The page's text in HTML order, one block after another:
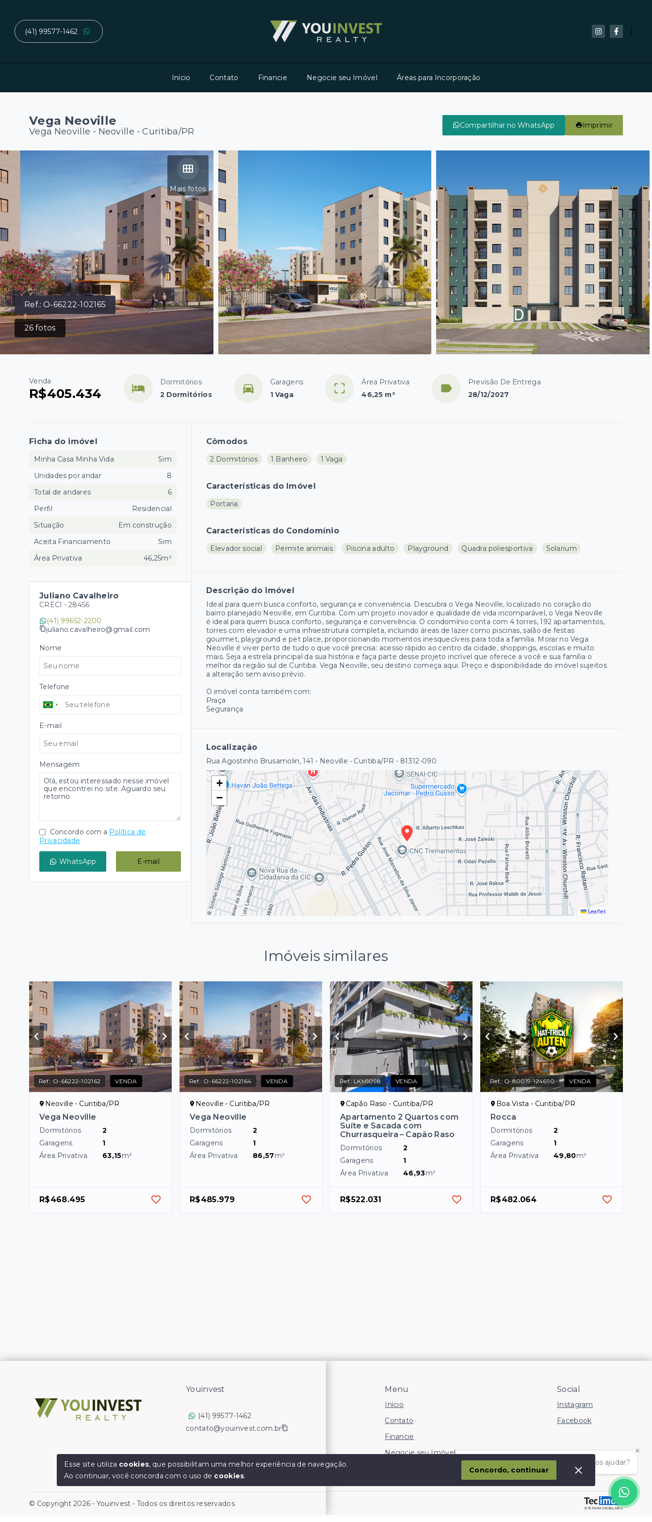
(41) 99577-1462
Início Contato Financie Negocie seu Imóvel Áreas para Incorporação
Vega Neoville
Vega Neoville - Neoville - Curitiba/PR
Compartilhar no WhatsApp Imprimir
Ref.:O-66222-102165
26 fotos
Mais fotos
Venda
R$405.434
Dormitórios
2 Dormitórios
Garagens
1 Vaga
Área Privativa
46,25 m²
Previsão De Entrega
28/12/2027
Cômodos
2 Dormitórios 1 Banheiro 1 Vaga
Características do Imóvel
Portaria
Características do Condomínio
Elevador social Permite animais Piscina adulto Playground Quadra poliesportiva Solarium
Descrição do imóvel
Ideal para quem busca conforto, segurança e conveniência. Descubra o Vega Neoville, localizado no coração do
bairro planejado Neoville, em Curitiba. Com um projeto inovador e qualidade de vida incomparável, o Vega Neoville
é ideal para quem busca conforto, segurança e conveniência. O condomínio conta com 4 torres, 192 apartamentos,
torres com elevador e uma infraestrutura completa, incluindo áreas de lazer como piscinas, salão de festas
gourmet, playground e pet place, proporcionando momentos inesquecíveis para toda a família. Morar no Vega
Neoville é viver perto de tudo o que você precisa: acesso rápido ao centro da cidade, shoppings, escolas e muito
mais. Seja a estrela principal da sua história e faça parte desse projeto incrível que oferece a você e sua família o
melhor da região sul de Curitiba. Vega Neoville, seu destino começa aqui. Preço e disponibilidade do imóvel sujeitos
a alteração sem aviso prévio.
O imóvel conta também com:
Praça
Segurança
Localização
Rua Agostinho Brusamolin, 141 - Neoville - Curitiba/PR - 81312-090
+
−
Leaflet
Ficha do imóvel
Minha Casa Minha Vida
Sim
Unidades por andar
8
Total de andares
6
Perfil
Residencial
Situação
Em construção
Aceita Financiamento
Sim
Área Privativa
46,25m²
Juliano Cavalheiro
CRECI - 28456
(41) 99652-2200
juliano.cavalheiro@gmail.com
Nome
Telefone
E-mail
Mensagem
Concordo com a Política de
Privacidade
WhatsApp E-mail
Imóveis similares
Ref.: O-66222-102162 VENDA
Neoville - Curitiba/PR
Vega Neoville
Dormitórios
2
Garagens
1
Área Privativa
63,15m²
R$468.495
Ref.: O-66222-102164 VENDA
Neoville - Curitiba/PR
Vega Neoville
Dormitórios
2
Garagens
1
Área Privativa
86,57m²
R$485.979
Ref.: LKM1098 VENDA
Capão Raso - Curitiba/PR
Apartamento 2 Quartos com
Suíte e Sacada com
Churrasqueira – Capão Raso
Dormitórios
2
Garagens
1
Área Privativa
46,93m²
R$522.031
Ref.: O-80019-124690 VENDA
Boa Vista - Curitiba/PR
Rocca
Dormitórios
2
Garagens
1
Área Privativa
49,80m²
R$482.064
Olá! somos da Linkmob, como podemos ajudar?
Menu
Início
Contato
Financie
Negocie seu Imóvel
Social
Instagram
Facebook
SITE PARA IMOBILIARIA
Youinvest
(41) 99577-1462
contato@youinvest.com.br
© Copyright 2026 - Youinvest - Todos os direitos reservados
Esse site utiliza cookies, que possibilitam uma melhor experiência de navegação.
Ao continuar, você concorda com o uso de cookies.
Concordo, continuar